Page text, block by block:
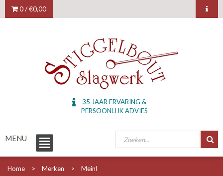
0 /€0,00
35 JAAR ERVARING &
PERSOONLIJK ADVIES
MENU
Home Merken Meinl